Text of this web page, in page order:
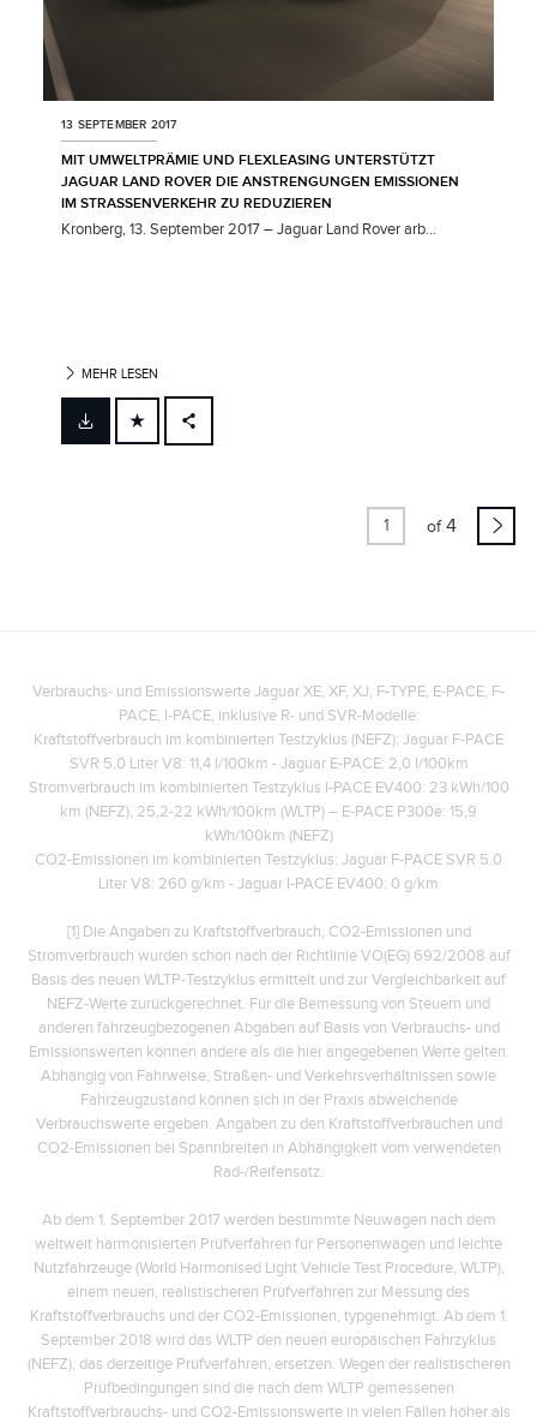
13 SEPTEMBER 2017
MIT UMWELTPRÄMIE UND FLEXLEASING UNTERSTÜTZT
JAGUAR LAND ROVER DIE ANSTRENGUNGEN EMISSIONEN
IM STRASSENVERKEHR ZU REDUZIEREN
Kronberg, 13. September 2017 – Jaguar Land Rover arb...
MEHR LESEN
FACEBOOK
of 4
Verbrauchs- und Emissionswerte Jaguar XE, XF, XJ, F-TYPE, E-PACE, F-
PACE, I-PACE, inklusive R- und SVR-Modelle:
Kraftstoffverbrauch im kombinierten Testzyklus (NEFZ): Jaguar F-PACE
SVR 5.0 Liter V8: 11,4 l/100km - Jaguar E-PACE: 2,0 l/100km
Stromverbrauch im kombinierten Testzyklus I-PACE EV400: 23 kWh/100
km (NEFZ), 25,2-22 kWh/100km (WLTP)– E-PACE P300e: 15,9
kWh/100km (NEFZ)
CO2-Emissionen im kombinierten Testzyklus: Jaguar F-PACE SVR 5.0
Liter V8: 260 g/km - Jaguar I-PACE EV400: 0 g/km
[1] Die Angaben zu Kraftstoffverbrauch, CO2-Emissionen und
Stromverbrauch wurden schon nach der Richtlinie VO(EG) 692/2008 auf
Basis des neuen WLTP-Testzyklus ermittelt und zur Vergleichbarkeit auf
NEFZ-Werte zurückgerechnet. Für die Bemessung von Steuern und
anderen fahrzeugbezogenen Abgaben auf Basis von Verbrauchs- und
Emissionswerten können andere als die hier angegebenen Werte gelten.
Abhängig von Fahrweise, Straßen- und Verkehrsverhältnissen sowie
Fahrzeugzustand können sich in der Praxis abweichende
Verbrauchswerte ergeben. Angaben zu den Kraftstoffverbräuchen und
CO2-Emissionen bei Spannbreiten in Abhängigkeit vom verwendeten
Rad-/Reifensatz.
Ab dem 1. September 2017 werden bestimmte Neuwagen nach dem
weltweit harmonisierten Prüfverfahren für Personenwagen und leichte
Nutzfahrzeuge (World Harmonised Light Vehicle Test Procedure, WLTP),
einem neuen, realistischeren Prüfverfahren zur Messung des
Kraftstoffverbrauchs und der CO2-Emissionen, typgenehmigt. Ab dem 1.
September 2018 wird das WLTP den neuen europäischen Fahrzyklus
(NEFZ), das derzeitige Prüfverfahren, ersetzen. Wegen der realistischeren
Prüfbedingungen sind die nach dem WLTP gemessenen
Kraftstoffverbrauchs- und CO2-Emissionswerte in vielen Fällen höher als